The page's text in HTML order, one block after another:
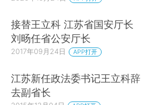
接替王立科 江苏省国安厅长
刘旸任省公安厅长
2017年09月24日 APP打开
江苏新任政法委书记王立科辞
去副省长